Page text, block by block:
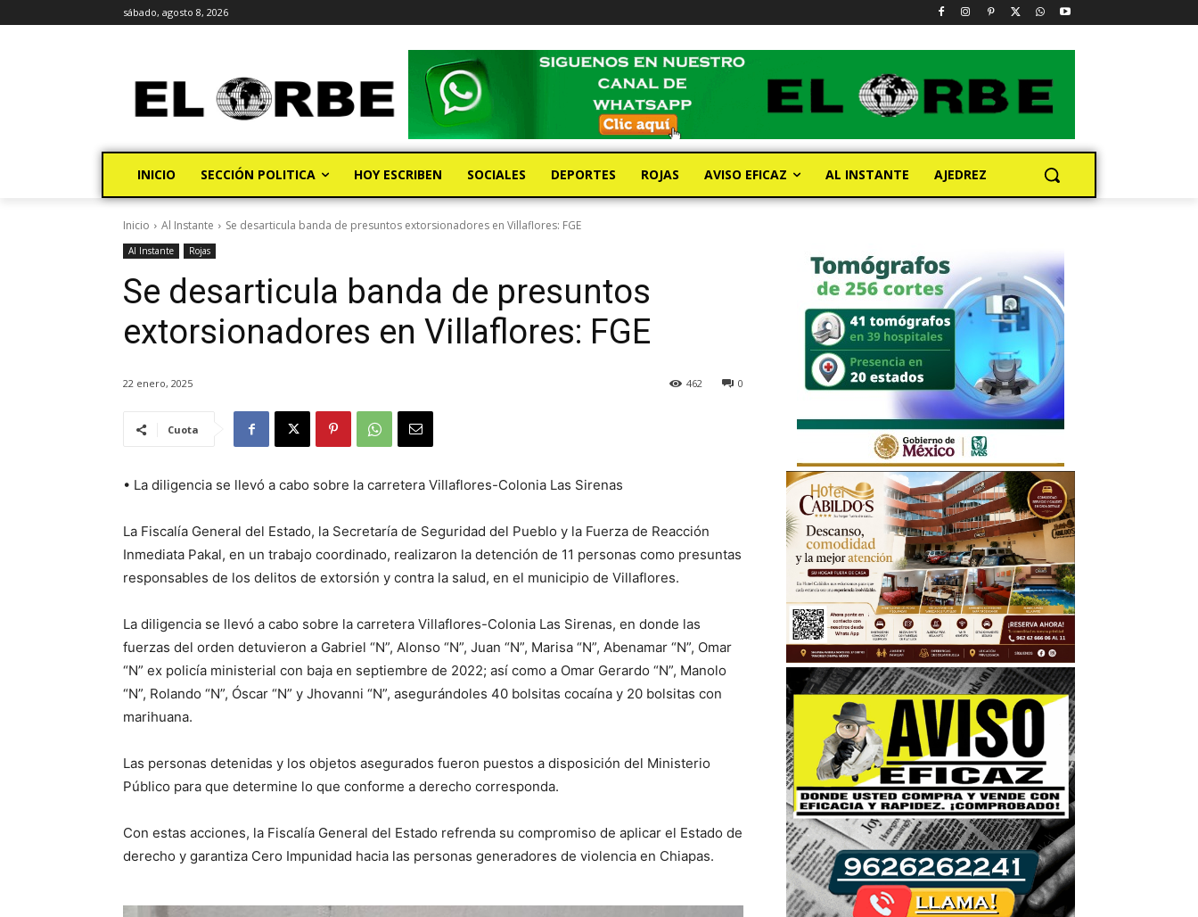
sábado, agosto 8, 2026
INICIO SECCIÓN POLITICA HOY ESCRIBEN SOCIALES DEPORTES ROJAS AVISO EFICAZ AL INSTANTE AJEDREZ
Inicio Al Instante Se desarticula banda de presuntos extorsionadores en Villaflores: FGE
Al Instante Rojas
Se desarticula banda de presuntos
extorsionadores en Villaflores: FGE
22 enero, 2025 0
462
Cuota
• La diligencia se llevó a cabo sobre la carretera Villaflores-Colonia Las Sirenas
La Fiscalía General del Estado, la Secretaría de Seguridad del Pueblo y la Fuerza de Reacción
Inmediata Pakal, en un trabajo coordinado, realizaron la detención de 11 personas como presuntas
responsables de los delitos de extorsión y contra la salud, en el municipio de Villaflores.
La diligencia se llevó a cabo sobre la carretera Villaflores-Colonia Las Sirenas, en donde las
fuerzas del orden detuvieron a Gabriel “N”, Alonso “N”, Juan “N”, Marisa “N”, Abenamar “N”, Omar
“N” ex policía ministerial con baja en septiembre de 2022; así como a Omar Gerardo “N”, Manolo
“N”, Rolando “N”, Óscar “N” y Jhovanni “N”, asegurándoles 40 bolsitas cocaína y 20 bolsitas con
marihuana.
Las personas detenidas y los objetos asegurados fueron puestos a disposición del Ministerio
Público para que determine lo que conforme a derecho corresponda.
Con estas acciones, la Fiscalía General del Estado refrenda su compromiso de aplicar el Estado de
derecho y garantiza Cero Impunidad hacia las personas generadores de violencia en Chiapas.